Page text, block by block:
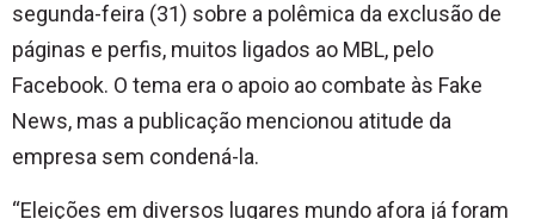
segunda-feira (31) sobre a polêmica da exclusão de
páginas e perfis, muitos ligados ao MBL, pelo
Facebook. O tema era o apoio ao combate às Fake
News, mas a publicação mencionou atitude da
empresa sem condená-la.
“Eleições em diversos lugares mundo afora já foram